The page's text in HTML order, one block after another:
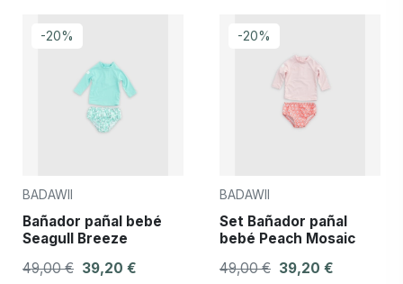
-20%
BADAWII
Bañador pañal bebé
Seagull Breeze
49,00 € 39,20 €
-20%
BADAWII
Set Bañador pañal
bebé Peach Mosaic
49,00 € 39,20 €